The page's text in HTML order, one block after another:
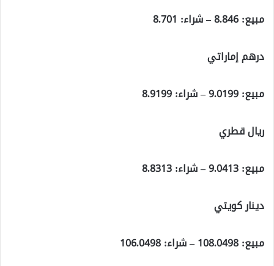
مبيع: 8.846 – شراء: 8.701
درهم إماراتي
مبيع: 9.0199 – شراء: 8.9199
ريال قطري
مبيع: 9.0413 – شراء: 8.8313
دينار كويتي
مبيع: 108.0498 – شراء: 106.0498